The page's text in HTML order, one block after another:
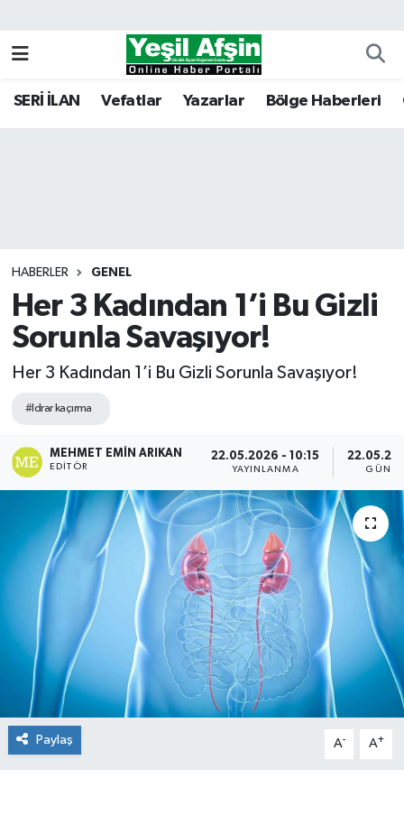
SERİ İLAN Vefatlar Yazarlar Bölge Haberleri
HABERLER GENEL
Her 3 Kadından 1’i Bu Gizli
Sorunla Savaşıyor!
Her 3 Kadından 1’i Bu Gizli Sorunla Savaşıyor!
#Idrar kaçırma
MEHMET EMIN ARIKAN
EDITÖR
22.05.2026 - 10:15
YAYINLANMA
Paylaş A- A+
Kahramanmaraş Nöbetçi Eczaneler
Tüm Manşetler
Son Dakika Haberleri